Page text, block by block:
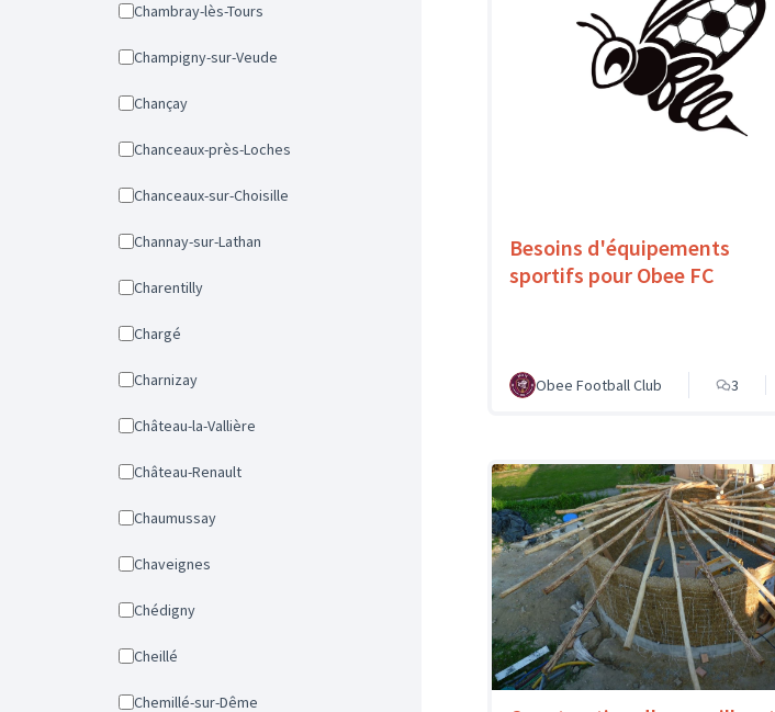
Chambray-lès-Tours
Champigny-sur-Veude
Chançay
Chanceaux-près-Loches
Chanceaux-sur-Choisille
Channay-sur-Lathan
Charentilly
Chargé
Charnizay
Château-la-Vallière
Château-Renault
Chaumussay
Chaveignes
Chédigny
Cheillé
Chemillé-sur-Dême
Besoins d'équipements
sportifs pour Obee FC
Obee Football Club 3